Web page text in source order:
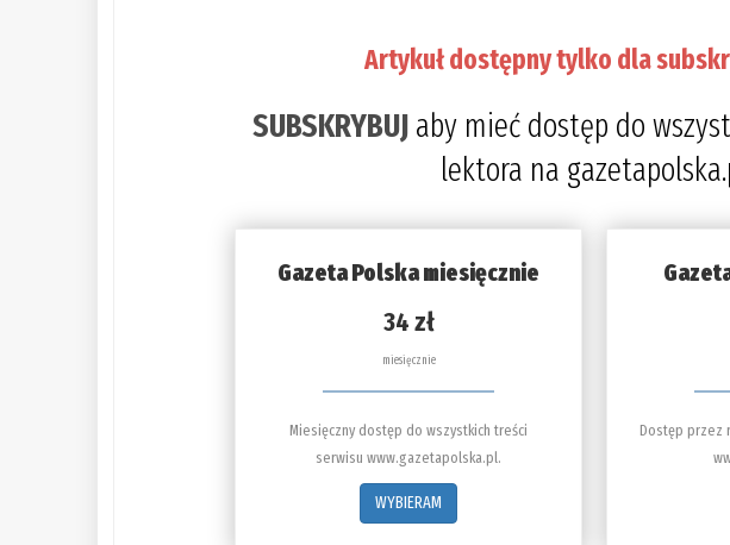
Artykuł dostępny tylko dla
SUBSKRYBUJ aby mieć dostęp do
lektora na
Gazeta Polska miesięcznie
34 zł
miesięcznie
Miesięczny dostęp do wszystkich treści
serwisu www.gazetapolska.pl.
WYBIERAM
Dostęp przez